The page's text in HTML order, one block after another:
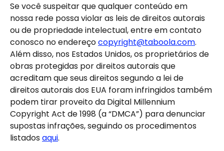
Se você suspeitar que qualquer conteúdo em
nossa rede possa violar as leis de direitos autorais
ou de propriedade intelectual, entre em contato
conosco no endereço copyright@taboola.com.
Além disso, nos Estados Unidos, os proprietários de
obras protegidas por direitos autorais que
acreditam que seus direitos segundo a lei de
direitos autorais dos EUA foram infringidos também
podem tirar proveito da Digital Millennium
Copyright Act de 1998 (a “DMCA”) para denunciar
supostas infrações, seguindo os procedimentos
listados aqui.